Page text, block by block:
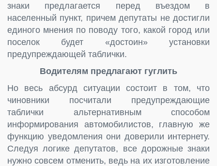
знаки предлагается перед въездом в
населенный пункт, причем депутаты не достигли
единого мнения по поводу того, какой город или
поселок будет «достоин» установки
предупреждающей таблички.
Водителям предлагают гуглить
Но весь абсурд ситуации состоит в том, что
чиновники посчитали предупреждающие
таблички альтернативным способом
информирования автомобилистов, главную же
функцию уведомления они доверили интернету.
Следуя логике депутатов, все дорожные знаки
нужно совсем отменить, ведь на их изготовление